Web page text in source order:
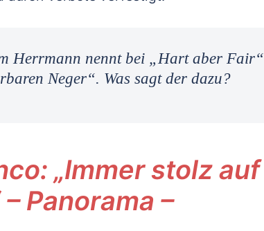
Herrmann nennt bei „Hart aber Fair“
Neger“. Was sagt der dazu?
„Immer stolz auf
Panorama –